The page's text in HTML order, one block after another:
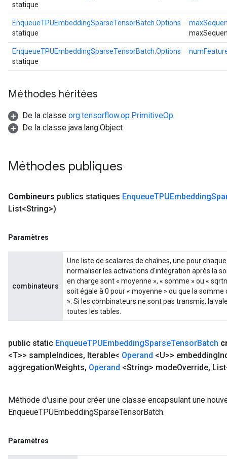
statique
EnqueueTPUEmbeddingSparseTensorBatch.Options
statique
EnqueueTPUEmbeddingSparseTensorBatch.Options
statique
Méthodes héritées
De la classe org.tensorflow.op.PrimitiveOp
De la classe java.lang.Object
Méthodes publiques
Combineurs publics statiques EnqueueTPUEmbedding
List<String>)
Paramètres
combinateurs
Une liste de scalaires de chaînes, une pour
normaliser les activations d'intégration après la
en charge sont « moyenne », « somme » ou «
soit égale à 0 pour « moyenne » ou que la
». Si les combinateurs ne sont pas transmis, la
toutes les tables.
public static EnqueueTPUEmbeddingSparseTensorBatch
<T>> sampleIndices, Iterable< Operand <U>> embedding
aggregationWeights, Operand <String> modeOverride,
Méthode d'usine pour créer une classe encapsulant une
EnqueueTPUEmbeddingSparseTensorBatch.
Paramètres